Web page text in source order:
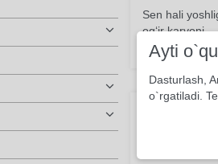
Sen hali
og‘ir karvoni.
120 She'r
Ma’yus
Ma’yus
ko‘ksim
Ayti
Dasturlash,
o`rgatiladi.